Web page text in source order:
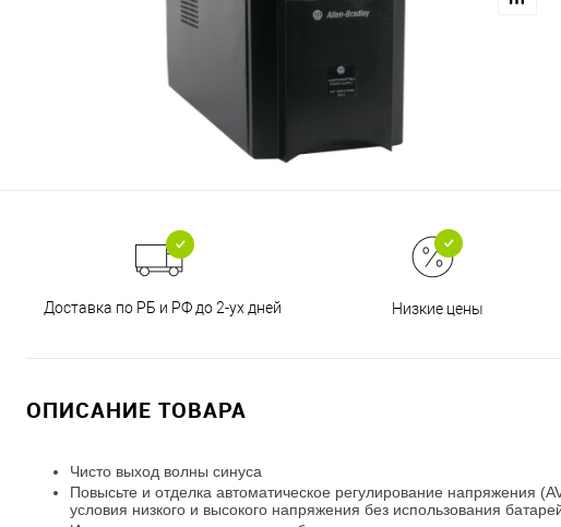
Доставка по РБ и РФ до 2-ух дней Низкие цены
ОПИСАНИЕ ТОВАРА
Чисто выход волны синуса
Повысьте и отделка автоматическое регулирование напряжения
условия низкого и высокого напряжения без использования